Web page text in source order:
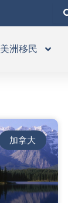
美洲移民
加拿大